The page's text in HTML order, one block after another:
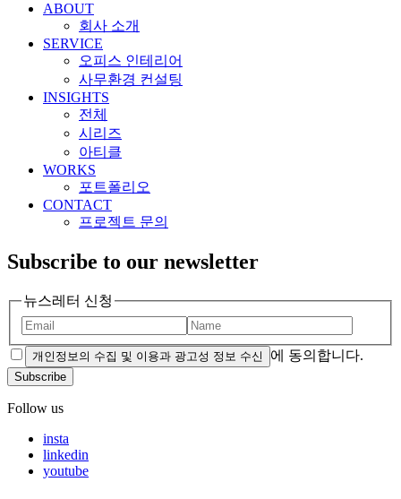
ABOUT
회사 소개
SERVICE
오피스 인테리어
사무환경 컨설팅
INSIGHTS
전체
시리즈
아티클
WORKS
포트폴리오
CONTACT
프로젝트 문의
Subscribe to our newsletter
뉴스레터 신청
개인정보의 수집 및 이용과 광고성 정보 수신 에 동의합니다.
Subscribe
Follow us
insta
linkedin
youtube